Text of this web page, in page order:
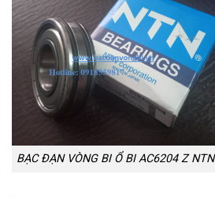
BẠC ĐẠN VÒNG BI Ổ BI AC6204 Z NTN